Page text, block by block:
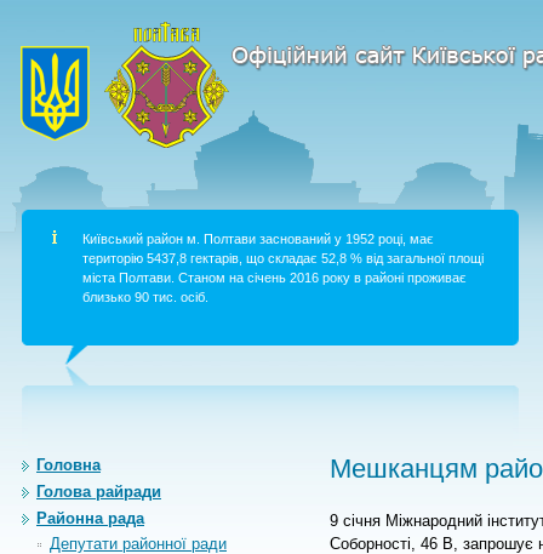
Київський район м. Полтави заснований у 1952 році, має
територію 5437,8 гектарів, що складає 52,8 % від загальної площі
міста Полтави. Станом на січень 2016 року в районі проживає
близько 90 тис. осіб.
Головна
Голова райради
Районна рада
Депутати районної ради
Мешканцям
9 січня Міжнародний
Соборності, 46 В,